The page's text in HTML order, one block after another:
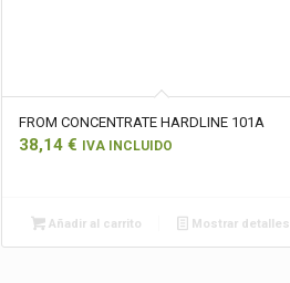
FROM CONCENTRATE HARDLINE 101A
38,14 € IVA INCLUIDO
Añadir al carrito Mostrar detalles